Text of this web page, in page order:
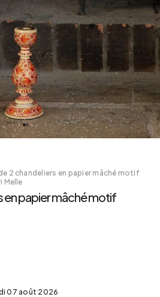
2 chandeliers en papier mâché motif
Melle
en papier mâché motif
07 août 2026